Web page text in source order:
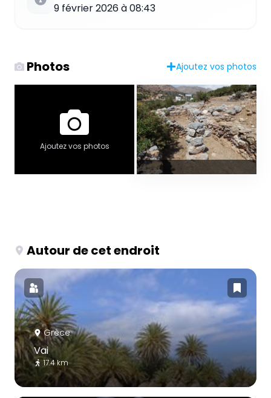
9 février 2026 à 08:43
Photos Ajoutez vos photos
Ajoutez vos photos
Autour de cet endroit
Grèce
Vai
17.4 km